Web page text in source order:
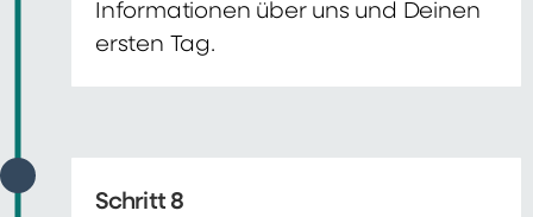
Informationen über uns und Deinen
ersten Tag.
Schritt 8